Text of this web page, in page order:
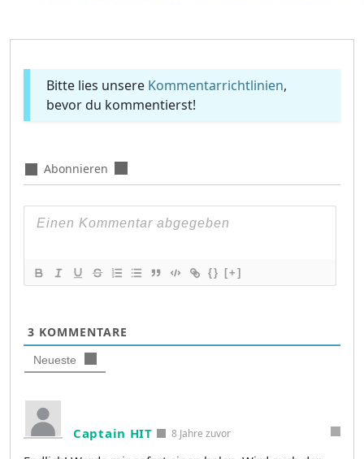
Bitte lies unsere Kommentarrichtlinien,
bevor du kommentierst!
Abonnieren
{} [+]
3 KOMMENTARE
Neueste
Captain HIT 8 Jahre zuvor